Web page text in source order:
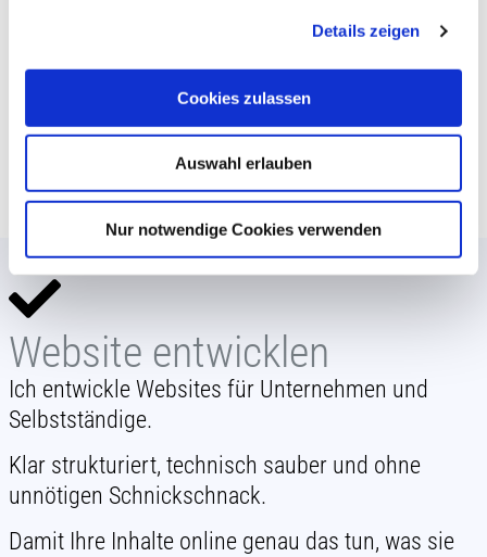
Details zeigen
Cookies zulassen
Auswahl erlauben
Nur notwendige Cookies verwenden
Website entwicklen
Ich entwickle Websites für Unternehmen und
Selbstständige.
Klar strukturiert, technisch sauber und ohne
unnötigen Schnickschnack.
Damit Ihre Inhalte online genau das tun, was sie